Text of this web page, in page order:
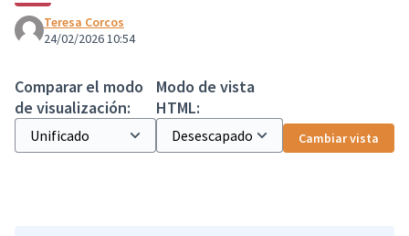
Teresa Corcos
24/02/2026 10:54
Comparar el modo
de visualización:
Modo de vista
HTML:
Cambiar vista